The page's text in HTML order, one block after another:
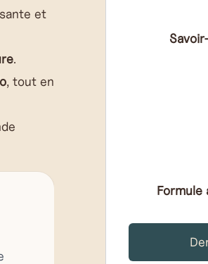
et
.
, tout en
Formule